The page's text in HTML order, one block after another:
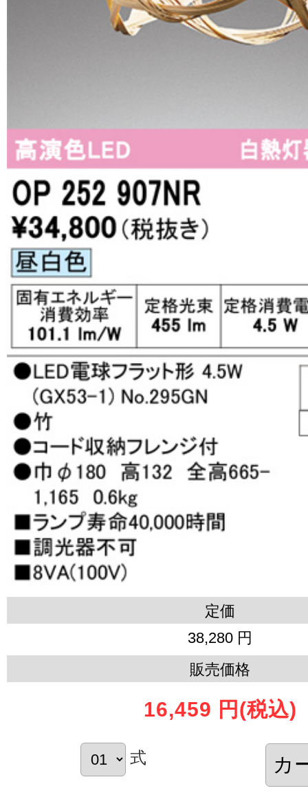
定価
38,280 円
販売価格
16,459 円 (税込)
式